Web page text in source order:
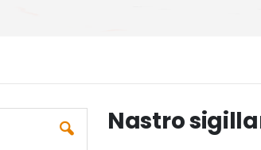
Nastro